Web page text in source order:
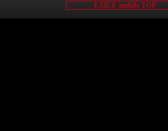
EXILE mobile TOP